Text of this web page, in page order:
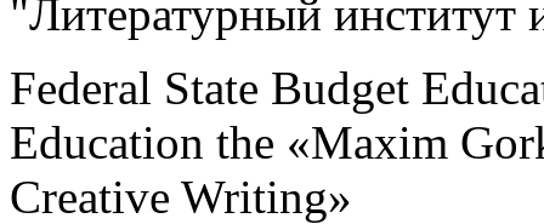
"Литературный
Federal State Budget
Education the «Maxim
Creative Writing»